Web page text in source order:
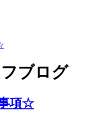
ブログ
項☆